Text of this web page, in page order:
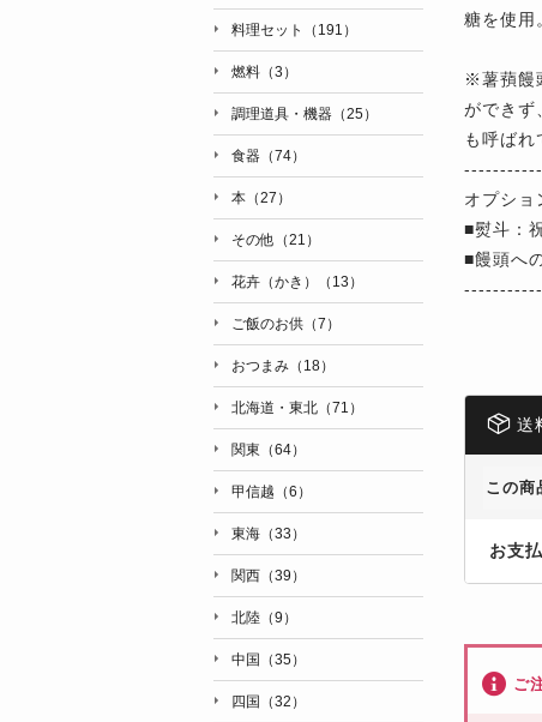
糖を使用
※薯蕷饅
ができず
も呼ばれ
オプショ
■熨斗：
■饅頭へ
送
この商
お支
ご
料理セット（191）
燃料（3）
調理道具・機器（25）
食器（74）
本（27）
その他（21）
花卉（かき）（13）
ご飯のお供（7）
おつまみ（18）
北海道・東北（71）
関東（64）
甲信越（6）
東海（33）
関西（39）
北陸（9）
中国（35）
四国（32）